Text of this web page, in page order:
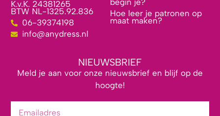
K.v.K. 24381265
BTW NL-1325.92.836
06-39374198
info@anydress.nl
begin je?
Hoe leer je patronen op
maat maken?
NIEUWSBRIEF
Meld je aan voor onze nieuwsbrief en blijf op de
hoogte!